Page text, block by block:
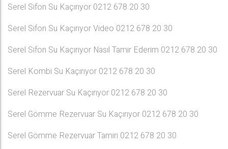
Serel Sifon Su Kaçırıyor 0212 678 20 30
Serel Sifon Su Kaçırıyor Video 0212 678 20 30
Serel Sifon Su Kaçırıyor Nasıl Tamir Ederim 0212 678 20 30
Serel Kombi Su Kaçırıyor 0212 678 20 30
Serel Rezervuar Su Kaçırıyor 0212 678 20 30
Serel Gömme Rezervuar Su Kaçırıyor 0212 678 20 30
Serel Gömme Rezervuar Tamiri 0212 678 20 30